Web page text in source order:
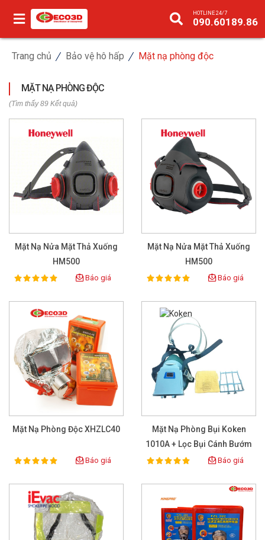
HOTLINE 24/7
090.60189.86
Trang chủ Bảo vệ hô hấp Mặt nạ phòng độc
MẶT NẠ PHÒNG ĐỘC
(Tìm thấy 89 Kết quả)
Mặt Nạ Nửa Mặt Thả Xuống
HM500
Rating:
100% Báo giá
Mặt Nạ Nửa Mặt Thả Xuống
HM500
Rating:
100% Báo giá
Mặt Nạ Phòng Độc XHZLC40
Rating:
100% Báo giá
Mặt Nạ Phòng Bụi Koken
1010A + Lọc Bụi Cánh Bướm
Vàng
Rating:
100% Báo giá